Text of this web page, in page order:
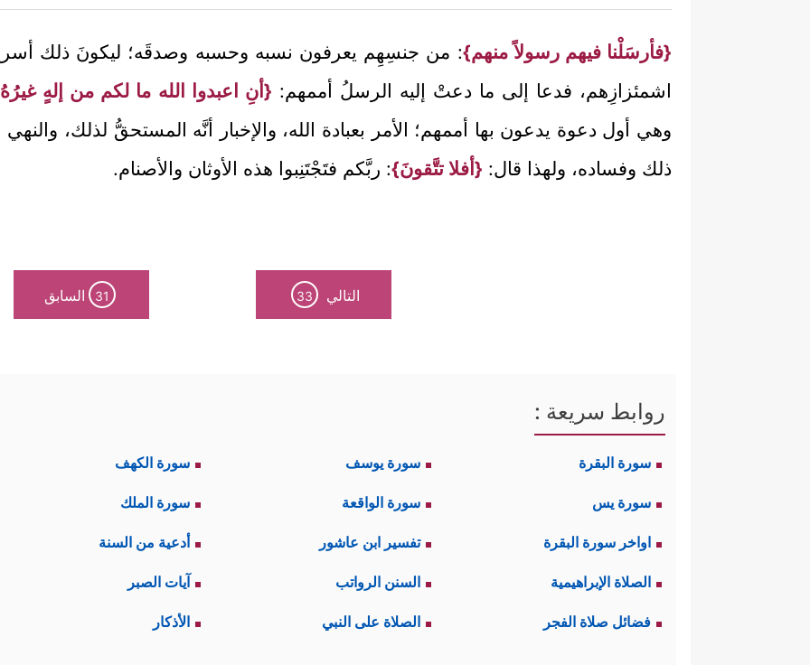
{فأرسَلْنا فيهم رسولاً منهم}: من جنسِهِم يعرفون نسبه وحسبه وصدقَه؛ ليكونَ ذلك أسرعَ
اشمئزازِهم، فدعا إلى ما دعتْ إليه الرسلُ أممهم: {أنِ اعبدوا الله ما لكم من إلهٍ
وهي أول دعوة يدعون بها أممهم؛ الأمر بعبادة الله، والإخبار أنَّه المستحقُّ لذلك،
ذلك وفساده، ولهذا قال: {أفلا تتَّقونَ}: ربَّكم فتَجْتَنِبوا هذه الأوثان والأصنام.
التالي 33
31 السابق
روابط سريعة :
سورة البقرة سورة يوسف سورة الكهف
سورة يس سورة الواقعة سورة الملك
اواخر سورة البقرة تفسير ابن عاشور أدعية من السنة
الصلاة الإبراهيمية السنن الرواتب آيات الصبر
فضائل صلاة الفجر الصلاة على النبي الأذكار